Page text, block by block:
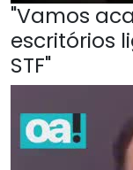
"Vamos
escritórios
STF"